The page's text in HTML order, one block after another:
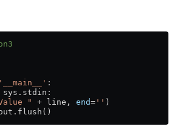
:
sys.stdin:
" + line, end= '' )